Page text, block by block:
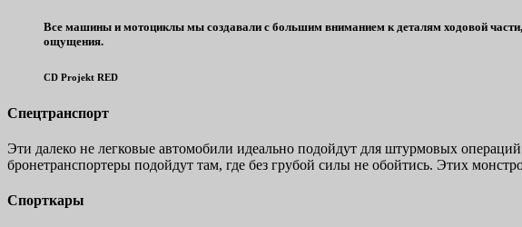
Все машины и мотоциклы мы создавали с большим вниманием к деталям ходовой части,
ощущения.
CD Projekt RED
Спецтранспорт
Эти далеко не легковые автомобили идеально подойдут для штурмовых
бронетранспортеры подойдут там, где без грубой силы не обойтись. Этих
Спорткары